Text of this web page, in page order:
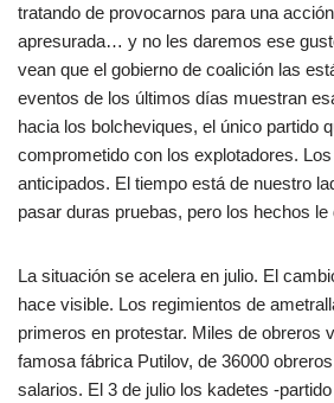
tratando de provocarnos para una
apresurada… y no les daremos ese
vean que el gobierno de coalición las
eventos de los últimos días muestran
hacia los bolcheviques, el único partido
comprometido con los explotadores.
anticipados. El tiempo está de nuestro
pasar duras pruebas, pero los hechos le
La situación se acelera en julio. El
hace visible. Los regimientos de
primeros en protestar. Miles de obreros
famosa fábrica Putilov, de 36000
salarios. El 3 de julio los kadetes -